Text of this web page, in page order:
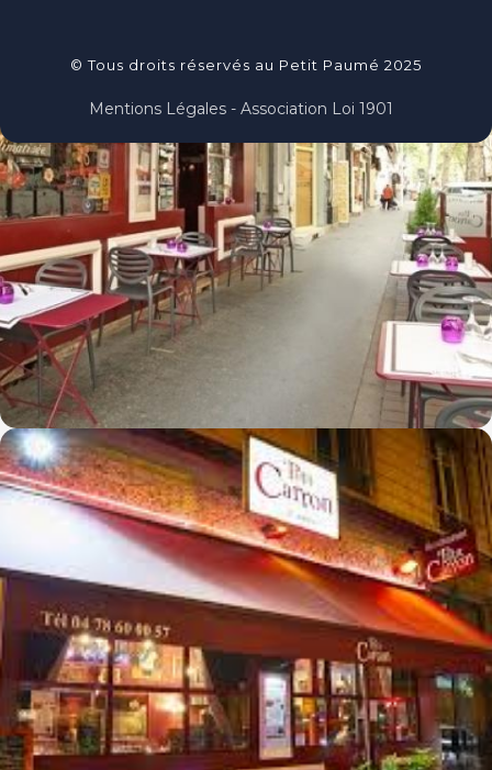
© Tous droits réservés au Petit Paumé 2025
Mentions Légales - Association Loi 1901